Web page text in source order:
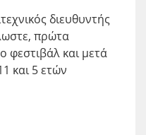
διευθυντής
πρώτα
φεστιβάλ και μετά
και 5 ετών